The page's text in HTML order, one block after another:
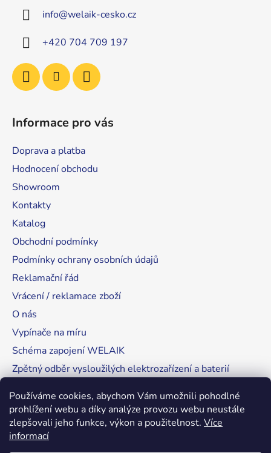
Používáme cookies, abychom Vám umožnili pohodlné
prohlížení webu a díky analýze provozu webu neustále
zlepšovali jeho funkce, výkon a použitelnost. Více
informací
info@welaik-cesko.cz
+420 704 709 197
Informace pro vás
Doprava a platba
Hodnocení obchodu
Showroom
Kontakty
Katalog
Obchodní podmínky
Podmínky ochrany osobních údajů
Reklamační řád
Vrácení / reklamace zboží
O nás
Vypínače na míru
Schéma zapojení WELAIK
Zpětný odběr vysloužilých elektrozařízení a baterií
RozsvítímeSvět.cz